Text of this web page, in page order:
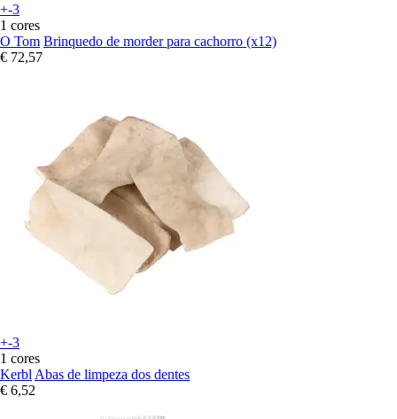
+-3
1 cores
O Tom Brinquedo de morder para cachorro (x12)
€ 72,57
+-3
1 cores
Kerbl Abas de limpeza dos dentes
€ 6,52